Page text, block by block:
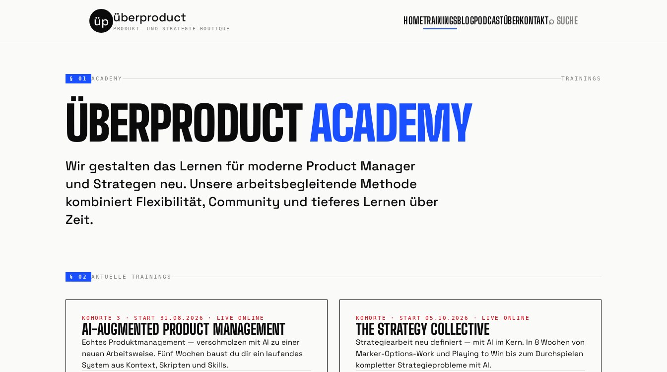
üp überproduct
PRODUKT- UND STRATEGIE-BOUTIQUE
HOMETRAININGSBLOGPODCASTÜBERKONTAKT⌕ SUCHE
§ 01 ACADEMY TRAININGS
ÜBERPRODUCTACADEMY
Wir gestalten das Lernen für moderne Product Manager
und Strategen neu. Unsere arbeitsbegleitende Methode
kombiniert Flexibilität, Community und tieferes Lernen über
Zeit.
§ 02 AKTUELLE TRAININGS
KOHORTE 3 · START 31.08.2026 · LIVE ONLINE
AI-AUGMENTED PRODUCT MANAGEMENT
Echtes Produktmanagement — verschmolzen mit AI zu einer
neuen Arbeitsweise. Fünf Wochen baust du dir ein laufendes
System aus Kontext, Skripten und Skills.
KOHORTE · START 05.10.2026 · LIVE ONLINE
THE STRATEGY COLLECTIVE
Strategiearbeit neu definiert — mit AI im Kern. In 8 Wochen von
Marker-Options-Work und Playing to Win bis zum Durchspielen
kompletter Strategieprobleme mit AI.